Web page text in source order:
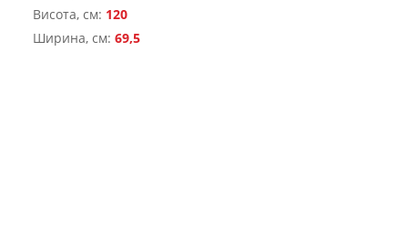
Висота, см: 120
Ширина, см:69,5